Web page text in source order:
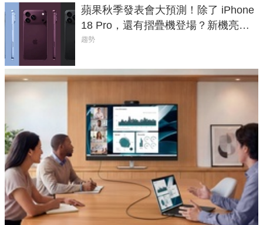
蘋果秋季發表會大預測！除了 iPhone
18 Pro，還有摺疊機登場？新機亮點
預測一次看
趨勢